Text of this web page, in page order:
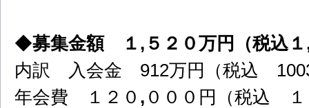
◆募集金額 １,５２０万円（税込１
内訳 入会金 912万円（税込
年会費 １２０ , ０００円（税込 １